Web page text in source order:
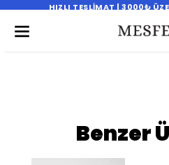
HIZLI TESLIMAT | 3000₺
Benzer